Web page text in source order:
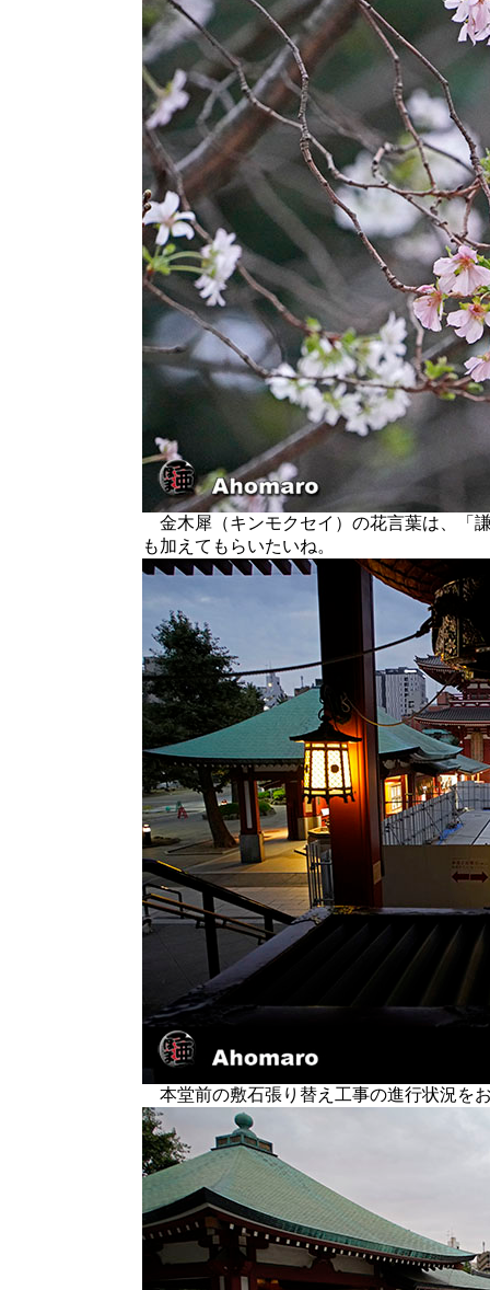
金木犀（キンモクセイ）の花言葉は、「
も加えてもらいたいね。
本堂前の敷石張り替え工事の進行状況を